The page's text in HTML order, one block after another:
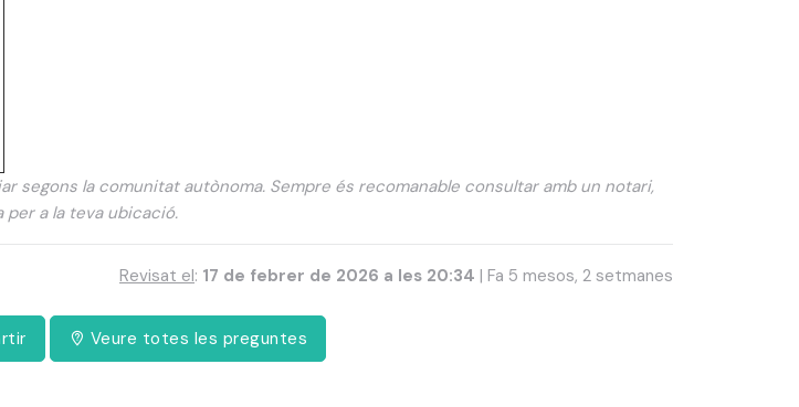
segons la comunitat autònoma. Sempre és recomanable consultar amb un notari,
a la teva ubicació.
Revisat el: 17 de febrer de 2026 a les 20:34 | Fa 5 mesos, 2 setmanes
Veure totes les preguntes